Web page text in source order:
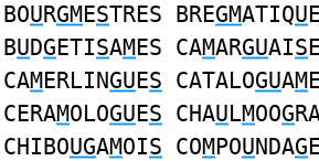
BOURGMESTRES BREGMATIQUE
BUDGETISAMES CAMARGUAIS
CAMERLINGUES CATALOGUAME
CERAMOLOGUES CHAULMOOG
CHIBOUGAMOIS COMPOUNDAGE